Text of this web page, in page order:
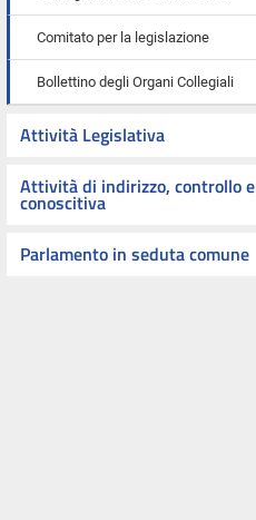
Comitato per la legislazione
Bollettino degli Organi Collegiali
Attività Legislativa
Attività di indirizzo, controllo e
conoscitiva
Parlamento in seduta comune